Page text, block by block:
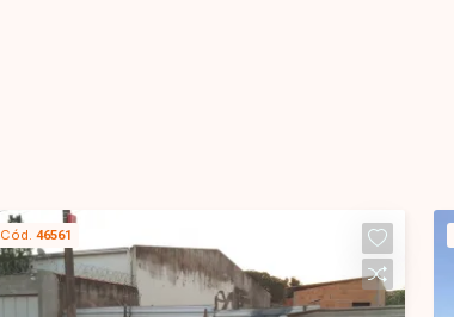
Cód. 46561